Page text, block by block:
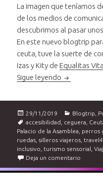
La imagen que teníamos
de los medios de
descubrimos al pasar
En este nuevo blogtrip
ceuta, tuve la suerte de
Izas y Kity de Equalitas
Sigue leyendo Ceuta
Publicado
el
29/11/2019 Categorías
Blogtrip
Etiquetas
accesibilidad ceguera
Palacio de la Asamblea
perros
ruedas ,silleros viajeros
inclusivo
turismo sensorial ,
Deja un comentario